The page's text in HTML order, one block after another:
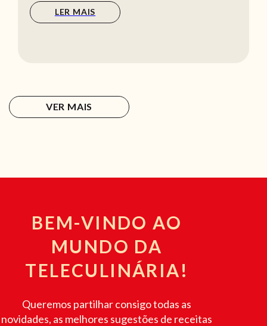
LER MAIS
VER MAIS
BEM-VINDO AO
MUNDO DA
TELECULINÁRIA!
Queremos partilhar consigo todas as
novidades, as melhores sugestões de receitas